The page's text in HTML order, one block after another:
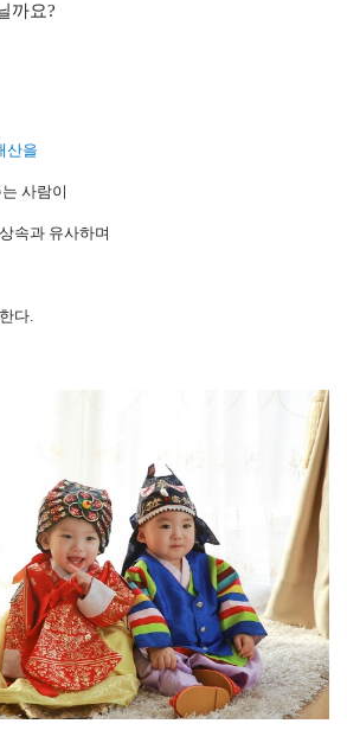
까요?
산을
사람이
속과 유사하며
다.